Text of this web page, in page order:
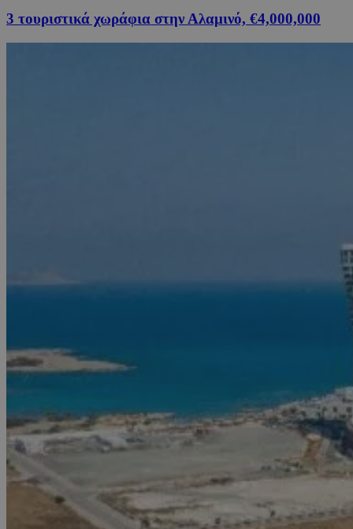
3 τουριστικά χωράφια στην Αλαμινό, €4,000,000